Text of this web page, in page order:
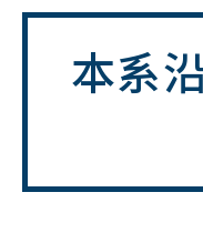
本系